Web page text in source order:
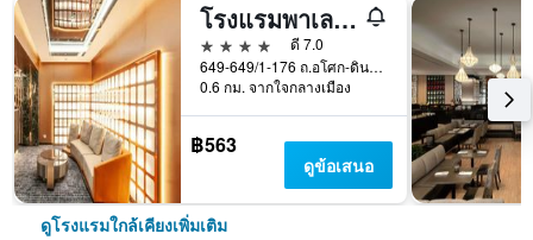
โรงแรมพาเลตต์ ไฮ กรุงเทพ
4 ดาว
ดี 7.0
649-649/1-176 ถ.อโศก-ดินแดง, กรุงเทพมหานคร, ประเทศไทย
0.6 กม. จากใจกลางเมือง
฿563
ดูข้อเสนอ
ดูโรงแรมใกล้เคียงเพิ่มเติม